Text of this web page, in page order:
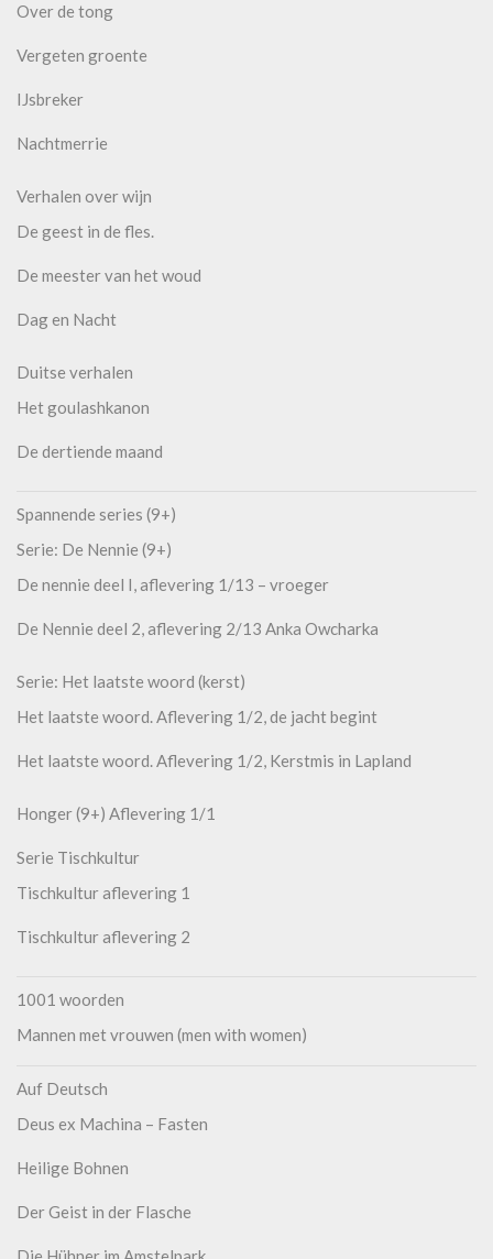
Over de tong
Vergeten groente
IJsbreker
Nachtmerrie
Verhalen over wijn
De geest in de fles.
De meester van het woud
Dag en Nacht
Duitse verhalen
Het goulashkanon
De dertiende maand
Spannende series (9+)
Serie: De Nennie (9+)
De nennie deel I, aflevering 1/13 – vroeger
De Nennie deel 2, aflevering 2/13 Anka Owcharka
Serie: Het laatste woord (kerst)
Het laatste woord. Aflevering 1/2, de jacht begint
Het laatste woord. Aflevering 1/2, Kerstmis in Lapland
Honger (9+) Aflevering 1/1
Serie Tischkultur
Tischkultur aflevering 1
Tischkultur aflevering 2
1001 woorden
Mannen met vrouwen (men with women)
Auf Deutsch
Deus ex Machina – Fasten
Heilige Bohnen
Der Geist in der Flasche